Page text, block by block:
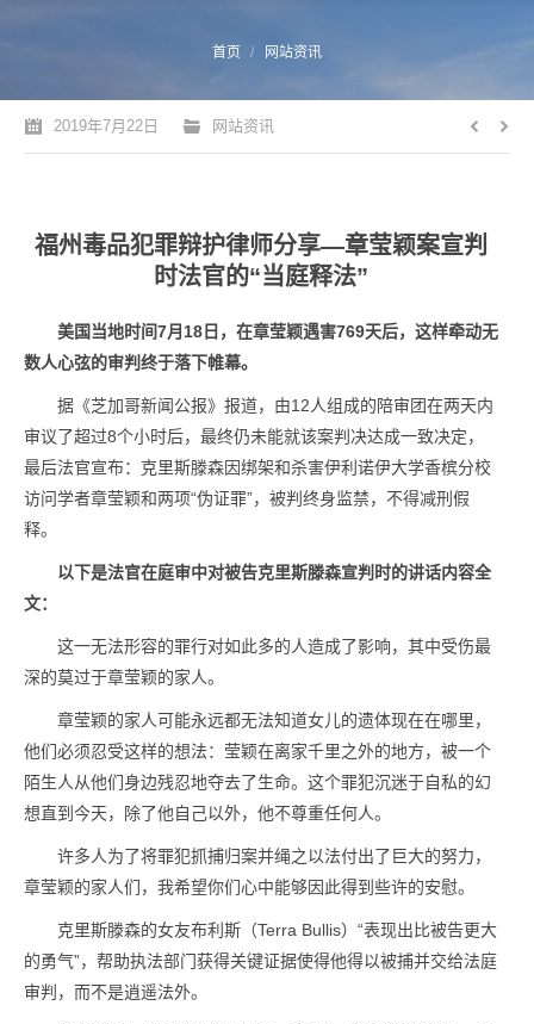
首页 网站资讯
2019年7月22日 网站资讯
福州毒品犯罪辩护律师分享—章莹颖案宣判
时法官的“当庭释法”
美国当地时间7月18日，在章莹颖遇害769天后，这样牵动无
数人心弦的审判终于落下帷幕。
据《芝加哥新闻公报》报道，由12人组成的陪审团在两天内
审议了超过8个小时后，最终仍未能就该案判决达成一致决定，
最后法官宣布：克里斯滕森因绑架和杀害伊利诺伊大学香槟分校
访问学者章莹颖和两项“伪证罪”，被判终身监禁，不得减刑假
释。
以下是法官在庭审中对被告克里斯滕森宣判时的讲话内容全
文：
这一无法形容的罪行对如此多的人造成了影响，其中受伤最
深的莫过于章莹颖的家人。
章莹颖的家人可能永远都无法知道女儿的遗体现在在哪里，
他们必须忍受这样的想法：莹颖在离家千里之外的地方，被一个
陌生人从他们身边残忍地夺去了生命。这个罪犯沉迷于自私的幻
想直到今天，除了他自己以外，他不尊重任何人。
许多人为了将罪犯抓捕归案并绳之以法付出了巨大的努力，
章莹颖的家人们，我希望你们心中能够因此得到些许的安慰。
克里斯滕森的女友布利斯（Terra Bullis）“表现出比被告更大
的勇气”，帮助执法部门获得关键证据使得他得以被捕并交给法庭
审判，而不是逍遥法外。